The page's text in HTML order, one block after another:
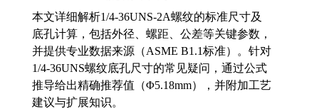
本文详细解析1/4-36UNS-2A螺纹的标准尺寸及
底孔计算，包括外径、螺距、公差等关键参数，
并提供专业数据来源（ASME B1.1标准）。针对
1/4-36UNS螺纹底孔尺寸的常见疑问，通过公式
推导给出精确推荐值（Φ5.18mm），并附加工艺
建议与扩展知识。